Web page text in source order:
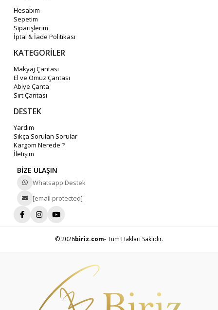
Hesabım
Sepetim
Siparişlerim
İptal & İade Politikası
KATEGORİLER
Makyaj Çantası
El ve Omuz Çantası
Abiye Çanta
Sırt Çantası
DESTEK
Yardım
Sıkça Sorulan Sorular
Kargom Nerede ?
İletişim
BİZE ULAŞIN
Whatsapp Destek
[email protected]
© 2026biriz.com- Tüm Hakları Saklıdır.